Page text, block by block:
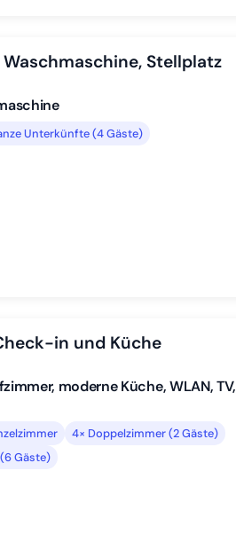
Stellplatz
Unterkünfte (4 Gäste)
in und Küche
moderne Küche, WLAN, TV,
4× Doppelzimmer (2 Gäste)
Gäste)